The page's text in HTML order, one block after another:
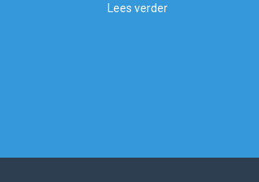
Lees verder